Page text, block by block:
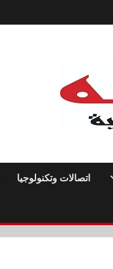
اتصالات وتكنولوجيا